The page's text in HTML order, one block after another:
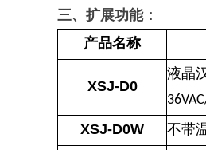
三、扩展功能：
产品名称
XSJ-D0
液晶
XSJ-D0W 不带